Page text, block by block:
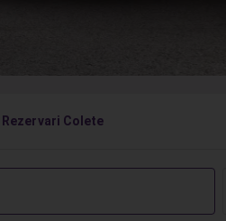
Rezervari Colete